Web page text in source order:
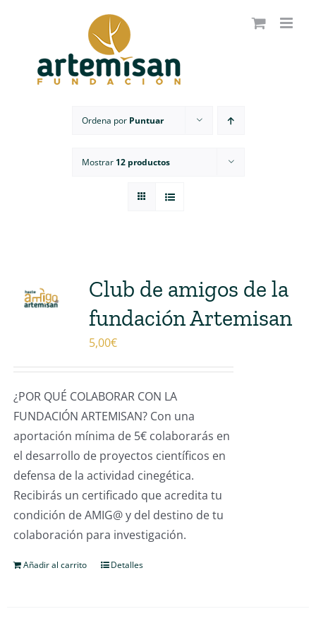
Ordena por Puntuar
Mostrar 12 productos
Club de amigos de la
fundación Artemisan
5,00€
¿POR QUÉ COLABORAR CON LA
FUNDACIÓN ARTEMISAN? Con una
aportación mínima de 5€ colaborarás en
el desarrollo de proyectos científicos en
defensa de la actividad cinegética.
Recibirás un certificado que acredita tu
condición de AMIG@ y del destino de tu
colaboración para investigación.
Añadir al carrito Detalles